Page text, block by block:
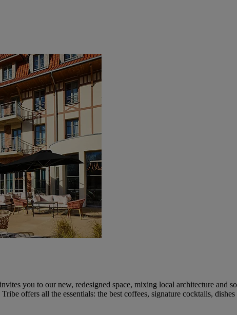
you to our new, redesigned space, mixing local architecture and
offers all the essentials: the best coffees, signature cocktails,